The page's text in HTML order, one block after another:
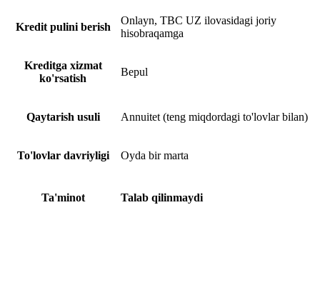
Kredit pulini berish
Onlayn, TBC UZ ilovasidagi joriy
hisobraqamga
Kreditga xizmat
ko'rsatish
Bepul
Qaytarish usuli Annuitet (teng miqdordagi to'lovlar bilan)
To'lovlar davriyligi Oyda bir marta
Ta'minot Talab qilinmaydi